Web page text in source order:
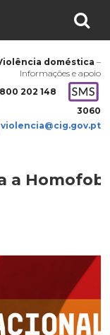
doméstica –
Informações e apoio
800 202 148
3060
violencia@cig.gov.pt
a